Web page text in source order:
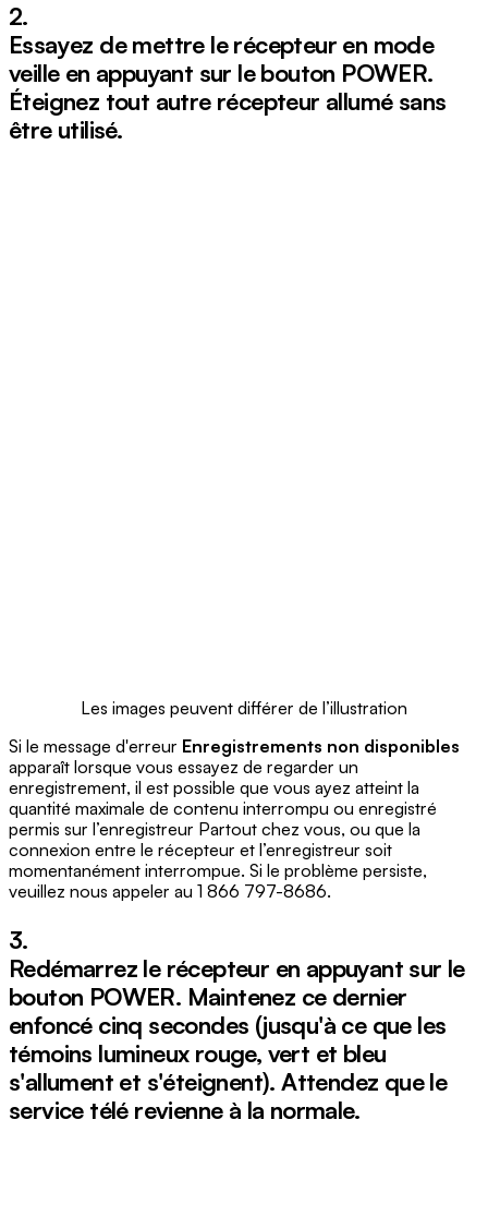
2.
Essayez de mettre le récepteur en mode
veille en appuyant sur le bouton POWER.
Éteignez tout autre récepteur allumé sans
être utilisé.
Les images peuvent différer de l’illustration
Si le message d'erreur Enregistrements non disponibles
apparaît lorsque vous essayez de regarder un
enregistrement, il est possible que vous ayez atteint la
quantité maximale de contenu interrompu ou enregistré
permis sur l’enregistreur Partout chez vous, ou que la
connexion entre le récepteur et l’enregistreur soit
momentanément interrompue. Si le problème persiste,
veuillez nous appeler au 1 866 797-8686.
3.
Redémarrez le récepteur en appuyant sur le
bouton POWER. Maintenez ce dernier
enfoncé cinq secondes (jusqu'à ce que les
témoins lumineux rouge, vert et bleu
s'allument et s'éteignent). Attendez que le
service télé revienne à la normale.